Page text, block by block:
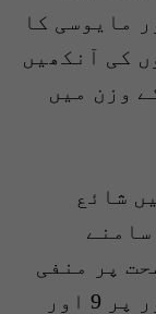
مایوسی کا
33 فیصد بچوں کی آنکھیں
بچوں کے وزن میں
شائع
پر منفی
اثرات مرتب ہوتے ہیں، خاص طور پر 9 اور